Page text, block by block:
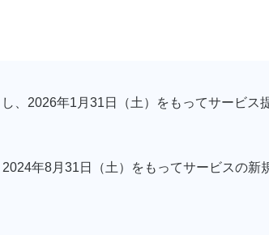
、2026年1月31日（土）をもってサービス
年8月31日（土）をもってサービスの